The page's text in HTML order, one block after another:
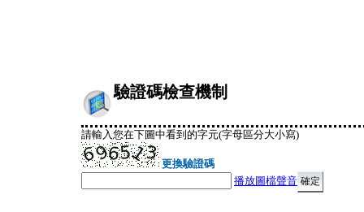
驗證碼檢查機制
請輸入您在下圖中看到的字元(字母區分大小寫)
更換驗證碼
播放圖檔聲音